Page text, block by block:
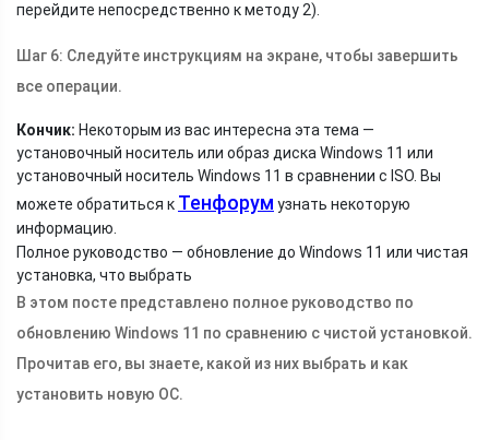
перейдите непосредственно к методу 2).
Шаг 6: Следуйте инструкциям на экране, чтобы завершить
все операции.
Кончик: Некоторым из вас интересна эта тема —
установочный носитель или образ диска Windows 11 или
установочный носитель Windows 11 в сравнении с ISO. Вы
можете обратиться к Тенфорум узнать некоторую
информацию.
Полное руководство — обновление до Windows 11 или чистая
установка, что выбрать
В этом посте представлено полное руководство по
обновлению Windows 11 по сравнению с чистой установкой.
Прочитав его, вы знаете, какой из них выбрать и как
установить новую ОС.